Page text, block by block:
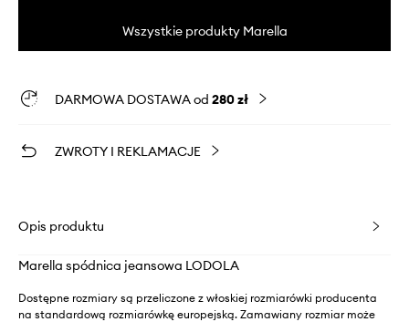
Wszystkie produkty Marella
DARMOWA DOSTAWA od 280 zł
ZWROTY I REKLAMACJE
Opis produktu
Marella spódnica jeansowa LODOLA
Dostępne rozmiary są przeliczone z włoskiej rozmiarówki producenta
na standardową rozmiarówkę europejską. Zamawiany rozmiar może